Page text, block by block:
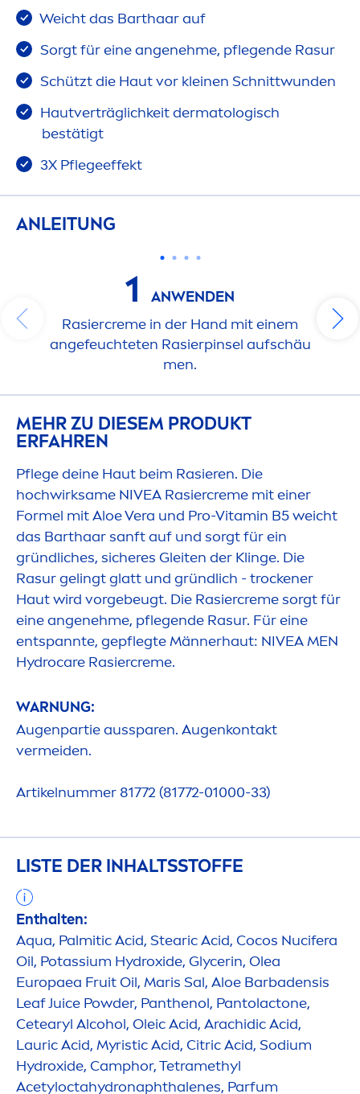
Weicht das Barthaar auf
Sorgt für eine angenehme, pflegende Rasur
Schützt die Haut vor kleinen Schnittwunden
Hautverträglichkeit dermatologisch
bestätigt
3X Pflegeeffekt
ANLEITUNG
1
ANWENDEN
Rasiercreme in der Hand mit einem
angefeuchteten Rasierpinsel aufschäu
men.
MEHR ZU DIESEM PRODUKT
ERFAHREN
Pflege deine Haut beim Rasieren. Die
hochwirksame NIVEA Rasiercreme mit einer
Formel mit Aloe Vera und Pro-Vitamin B5 weicht
das Barthaar sanft auf und sorgt für ein
gründliches, sicheres Gleiten der Klinge. Die
Rasur gelingt glatt und gründlich - trockener
Haut wird vorgebeugt. Die Rasiercremesorgt für
eine angenehme, pflegende Rasur. Für eine
entspannte, gepflegte Männerhaut: NIVEAMEN
Hydrocare Rasiercreme.
WARNUNG:
Augenpartie aussparen. Augenkontakt
vermeiden.
Artikelnummer 81772 (81772-01000-33)
LISTE DER INHALTSSTOFFE
Enthalten:
Aqua, Palmitic Acid, Stearic Acid, Cocos Nucifera
Oil, Potassium Hydroxide, Glycerin, Olea
Europaea Fruit Oil, Maris Sal, Aloe Barbadensis
Leaf Juice Powder, Panthenol, Pantolactone,
Cetearyl Alcohol, Oleic Acid, Arachidic Acid,
Lauric Acid, Myristic Acid, Citric Acid, Sodium
Hydroxide, Camphor, Tetramethyl
Acetyloctahydronaphthalenes, Parfum